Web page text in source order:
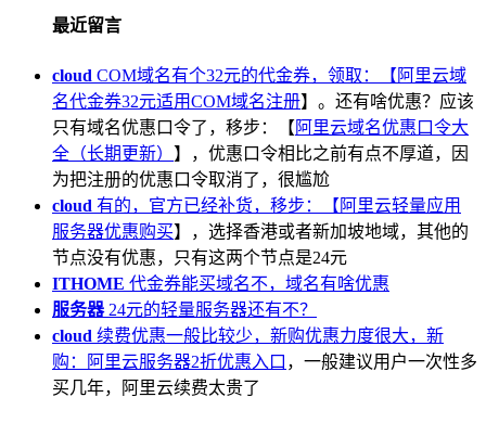
最近留言
cloud COM域名有个32元的代金券，领取：【 阿里云域
名代金券32元适用COM域名注册】。还有啥优惠？应该
只有域名优惠口令了，移步：【 阿里云域名优惠口令大
全（长期更新） 】，优惠口令相比之前有点不厚道，因
为把注册的优惠口令取消了，很尴尬
cloud 有的，官方已经补货，移步：【 阿里云轻量应用
服务器优惠购买】，选择香港或者新加坡地域，其他的
节点没有优惠，只有这两个节点是24元
ITHOME 代金券能买域名不，域名有啥优惠
服务器24元的轻量服务器还有不？
cloud 续费优惠一般比较少，新购优惠力度很大，新
购：
阿里云服务器2折优惠入口 ，一般建议用户一次性多
买几年，阿里云续费太贵了